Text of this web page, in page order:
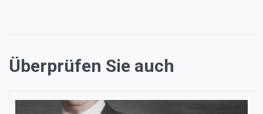
Überprüfen Sie auch